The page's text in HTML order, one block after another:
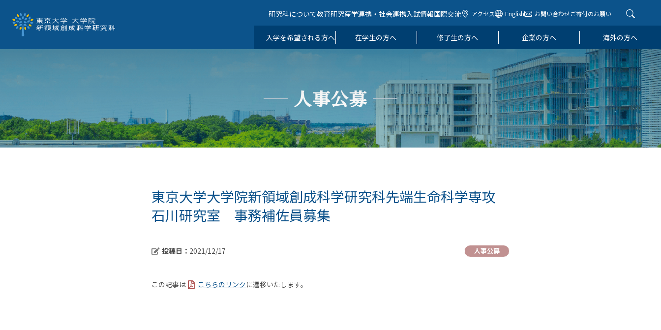
研究科について教育研究産学連携・社会連携入試情報国際交流 アクセス English お問い合わせご寄付のお願い
入学を希望される方へ 在学生の方へ 修了生の方へ 企業の方へ 海外の方へ
人事公募
東京大学大学院新領域創成科学研究科先端生命科学専攻
石川研究室 事務補佐員募集
投稿日： 2021/12/17 人事公募
この記事は こちらのリンク に遷移いたします。